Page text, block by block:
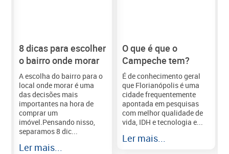
8 dicas para escolher
o bairro onde morar
A escolha do bairro para o
local onde morar é uma
das decisões mais
importantes na hora de
comprar um
imóvel.Pensando nisso,
separamos 8 dic...
Ler mais...
O que é que o
Campeche tem?
É de conhecimento geral
que Florianópolis é uma
cidade frequentemente
apontada em pesquisas
com melhor qualidade de
vida, IDH e tecnologia e...
Ler mais...